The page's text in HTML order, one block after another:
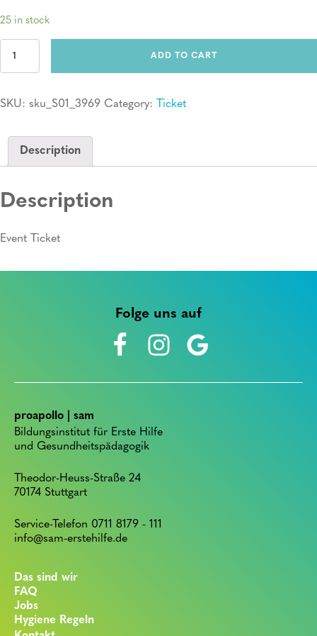
25 in stock
Ticket:
quantity
ADD TO CART
SKU: sku_S01_3969 Category: Ticket
Description
Description
Event Ticket
Folge uns auf
proapollo | sam
Bildungsinstitut für Erste Hilfe
und Gesundheitspädagogik
Theodor-Heuss-Straße 24
70174 Stuttgart
Service-Telefon 0711 8179 - 111
info@sam-erstehilfe.de
Das sind wir
FAQ
Jobs
Hygiene Regeln